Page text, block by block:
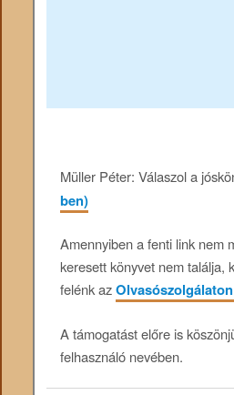
Müller Péter: Válaszol a
ben)
Amennyiben a fenti link nem
keresett könyvet nem találja,
felénk az
A támogatást előre is
felhasználó nevében.